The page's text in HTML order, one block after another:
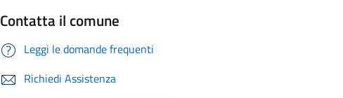
Contatta il comune
Leggi le domande frequenti
Richiedi Assistenza